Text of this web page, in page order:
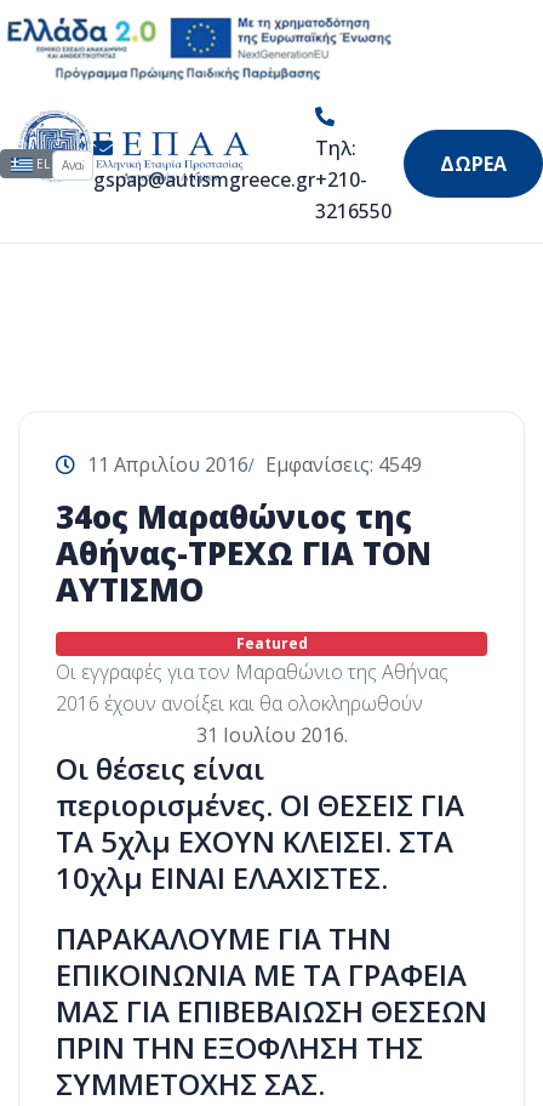
Επιλέξτε τη γλώσσα σας
EL Αναζήτηση...
gspap@autismgreece.gr
Τηλ:
+210-
3216550
ΔΩΡΕΑ
Τρέχω για τον αυτισμό
Featured
34ος Μαραθώνιος της
Αθήνας-ΤΡΕΧΩ ΓΙΑ ΤΟΝ
ΑΥΤΙΣΜΟ
11 Απριλίου 2016 Εμφανίσεις: 4549
Οι εγγραφές για τον Μαραθώνιο της Αθήνας
2016 έχουν ανοίξει και θα ολοκληρωθούν
31 Ιουλίου 2016.
Οι θέσεις είναι
περιορισμένες. ΟΙ ΘΕΣΕΙΣ ΓΙΑ
ΤΑ 5χλμ ΕΧΟΥΝ ΚΛΕΙΣΕΙ. ΣΤΑ
10χλμ ΕΙΝΑΙ ΕΛΑΧΙΣΤΕΣ.
ΠΑΡΑΚΑΛΟΥΜΕ ΓΙΑ ΤΗΝ
ΕΠΙΚΟΙΝΩΝΙΑ ΜΕ ΤΑ ΓΡΑΦΕΙΑ
ΜΑΣ ΓΙΑ ΕΠΙΒΕΒΑΙΩΣΗ ΘΕΣΕΩΝ
ΠΡΙΝ ΤΗΝ ΕΞΟΦΛΗΣΗ ΤΗΣ
ΣΥΜΜΕΤΟΧΗΣ ΣΑΣ.